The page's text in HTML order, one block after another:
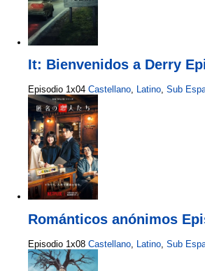
It: Bienvenidos a Derry
Episodio 1x04 Castellano, Latino, Sub
Románticos anónimos
Episodio 1x08 Castellano Latino Sub